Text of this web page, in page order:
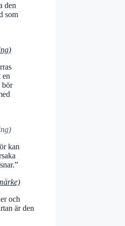
den
som
en
bör
kan
och
är den